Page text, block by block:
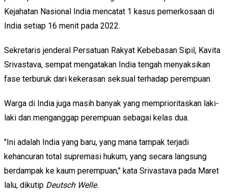
Kejahatan Nasional India mencatat 1 kasus pemerkosaan di
India setiap 16 menit pada 2022.
Sekretaris jenderal Persatuan Rakyat Kebebasan Sipil, Kavita
Srivastava, sempat mengatakan India tengah menyaksikan
fase terburuk dari kekerasan seksual terhadap perempuan.
Warga di India juga masih banyak yang memprioritaskan laki-
laki dan menganggap perempuan sebagai kelas dua.
"Ini adalah India yang baru, yang mana tampak terjadi
kehancuran total supremasi hukum, yang secara langsung
berdampak ke kaum perempuan," kata Srivastava pada Maret
lalu, dikutip Deutsch Welle.